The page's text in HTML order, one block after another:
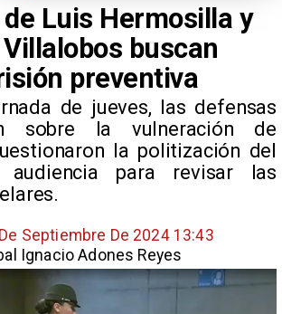
Luis Hermosilla y
buscan
preventiva
de jueves, las defensas
sobre la vulneración de
la politización del
para revisar las
Septiembre De 2024 13:43
Ignacio Adones Reyes